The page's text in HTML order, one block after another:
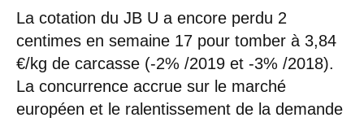
La cotation du JB U a encore perdu 2
centimes en semaine 17 pour tomber à 3,84
€/kg de carcasse (-2% /2019 et -3% /2018).
La concurrence accrue sur le marché
européen et le ralentissement de la demande